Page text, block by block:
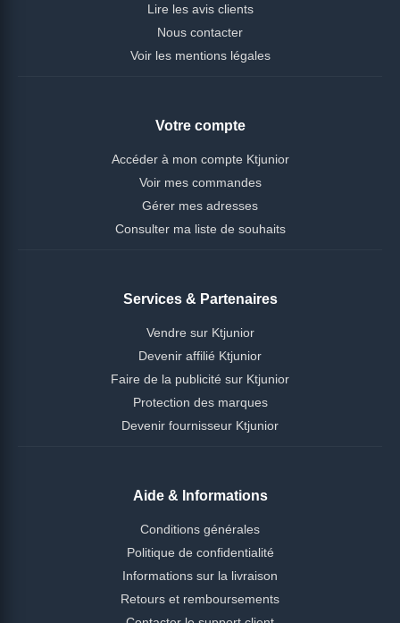
Lire les avis clients
Nous contacter
Voir les mentions légales
Votre compte
Accéder à mon compte Ktjunior
Voir mes commandes
Gérer mes adresses
Consulter ma liste de souhaits
Services & Partenaires
Vendre sur Ktjunior
Devenir affilié Ktjunior
Faire de la publicité sur Ktjunior
Protection des marques
Devenir fournisseur Ktjunior
Aide & Informations
Conditions générales
Politique de confidentialité
Informations sur la livraison
Retours et remboursements